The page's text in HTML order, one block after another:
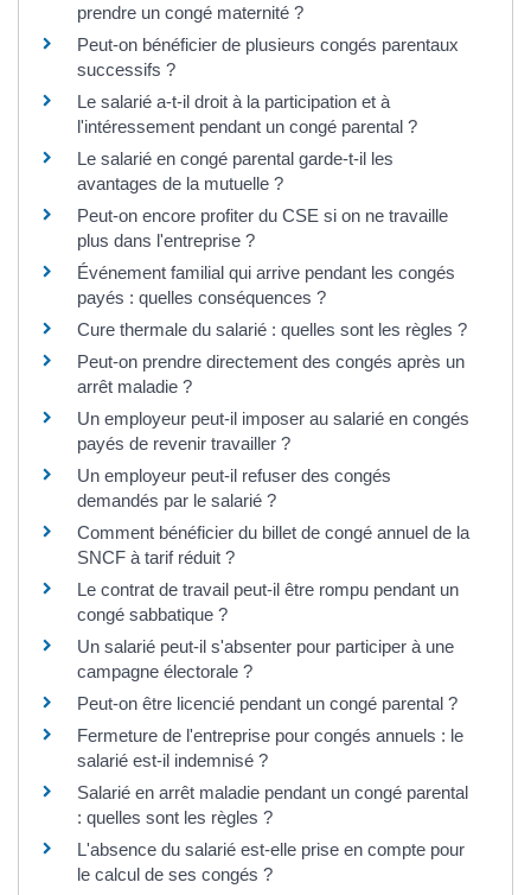
prendre un congé maternité ?
Peut-on bénéficier de plusieurs congés parentaux
successifs ?
Le salarié a-t-il droit à la participation et à
l'intéressement pendant un congé parental ?
Le salarié en congé parental garde-t-il les
avantages de la mutuelle ?
Peut-on encore profiter du CSE si on ne travaille
plus dans l'entreprise ?
Événement familial qui arrive pendant les congés
payés : quelles conséquences ?
Cure thermale du salarié : quelles sont les règles ?
Peut-on prendre directement des congés après un
arrêt maladie ?
Un employeur peut-il imposer au salarié en congés
payés de revenir travailler ?
Un employeur peut-il refuser des congés
demandés par le salarié ?
Comment bénéficier du billet de congé annuel de la
SNCF à tarif réduit ?
Le contrat de travail peut-il être rompu pendant un
congé sabbatique ?
Un salarié peut-il s'absenter pour participer à une
campagne électorale ?
Peut-on être licencié pendant un congé parental ?
Fermeture de l'entreprise pour congés annuels : le
salarié est-il indemnisé ?
Salarié en arrêt maladie pendant un congé parental
: quelles sont les règles ?
L'absence du salarié est-elle prise en compte pour
le calcul de ses congés ?